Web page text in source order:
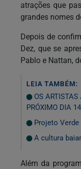
atrações que
grandes nomes
Depois de
Dez, que se
Pablo e Nattan,
LEIA TAMBÉM:
OS
PRÓXIMO DIA
Projeto
A cultura
Além da